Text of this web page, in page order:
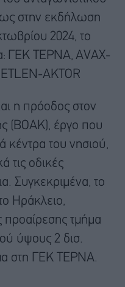
στην εκδήλωση
2024, το
ΓΕΚ ΤΕΡΝΑ, AVAX-
AKTOR
η πρόοδος στον
(ΒΟΑΚ), έργο που
κέντρα του νησιού,
τις οδικές
Συγκεκριμένα, το
Ηράκλειο,
προαίρεσης τμήμα
ύψους 2 δισ.
στη ΓΕΚ ΤΕΡΝΑ.